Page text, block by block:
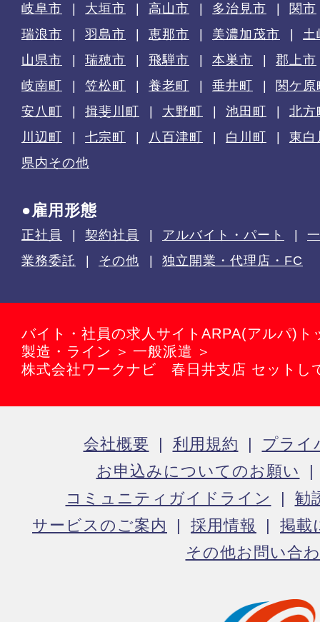
岐阜市 大垣市 高山市 多治見市
関市
瑞浪市
羽島市 恵那市 美濃加茂市
土
山県市
瑞穂市 飛騨市 本巣市
郡上市
岐南町
笠松町 養老町 垂井町
関ケ原
安八町
揖斐川町 大野町 池田町
北方
川辺町
七宗町 八百津町 白川町
東白
県内その他
●雇用形態
正社員 契約社員 アルバイト・パート
業務委託
その他 独立開業・代理店・FC
バイト・社員の求人サイトARPA(アルパ)ト
製造・ライン
一般派遣
株式会社ワークナビ 春日井支店 セットし
会社概要 利用規約
プライ
お申込みについてのお願い
コミュニティガイドライン
勧
サービスのご案内
採用情報
掲載
その他お問い合